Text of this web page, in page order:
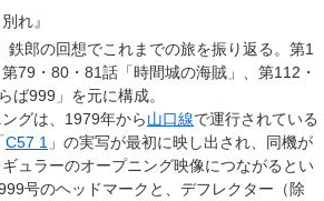
れ』
鉄郎の回想でこれまでの旅を振り返る。第1
79・80・81話「時間城の海賊」、第112・
ば999」を元に構成。
グは、1979年から山口線で運行されている
C57 1 」の実写が最初に映し出され、同機が
ュラーのオープニング映像につながるとい
号のヘッドマークと、デフレクター（除